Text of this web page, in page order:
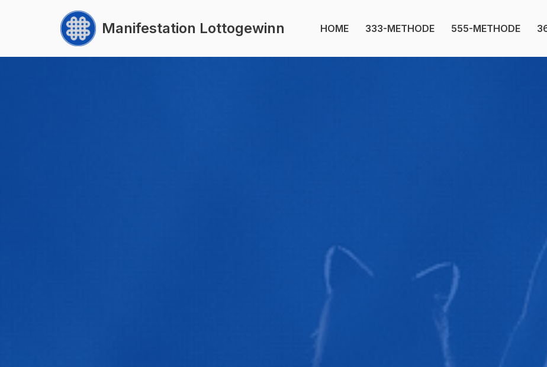
Inhalt
Manifestation Lottogewinn HOME 333-METHODE 555-METHODE